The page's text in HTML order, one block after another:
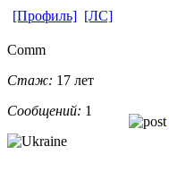
[Профиль] [ЛС]
Comm
Стаж: 17 лет
Сообщений: 1